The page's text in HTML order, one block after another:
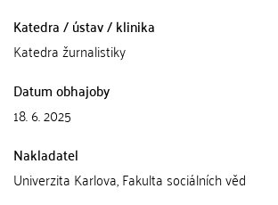
Katedra / ústav / klinika
Katedra žurnalistiky
Datum obhajoby
18. 6. 2025
Nakladatel
Univerzita Karlova, Fakulta sociálních věd